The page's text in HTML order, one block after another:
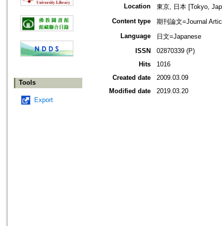
Tools
Export
Location
東京, 日本 [Tokyo,
Content type
期刊論文=Journal
Language
日文=Japanese
ISSN
02870339 (P)
Hits
1016
Created date
2009.03.09
Modified date
2019.03.20